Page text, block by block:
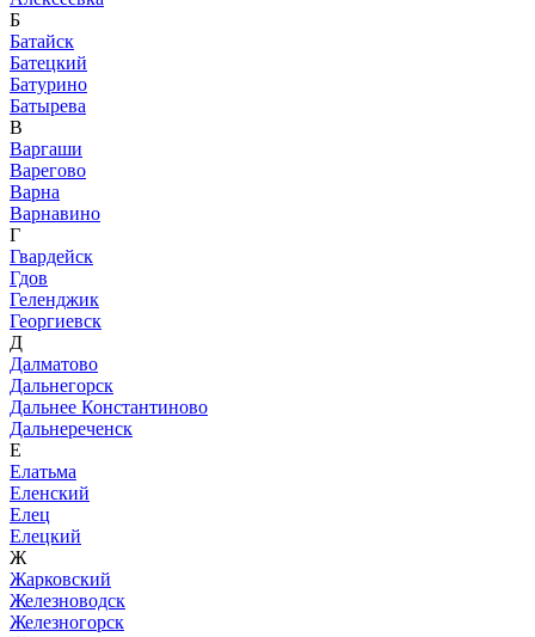
Б
Батайск
Батецкий
Батурино
Батырева
В
Варгаши
Варегово
Варна
Варнавино
Г
Гвардейск
Гдов
Геленджик
Георгиевск
Д
Далматово
Дальнегорск
Дальнее Константиново
Дальнереченск
Е
Елатьма
Еленский
Елец
Елецкий
Ж
Жарковский
Железноводск
Железногорск